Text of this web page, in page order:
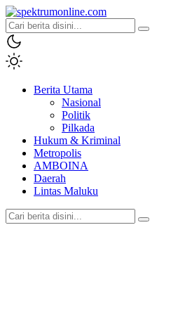
spektrumonline.com
Berita Utama
Nasional
Politik
Pilkada
Hukum & Kriminal
Metropolis
AMBOINA
Daerah
Lintas Maluku